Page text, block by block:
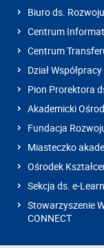
Biuro ds.
Centrum
Centrum
Dział
Pion Prorektora
Akademicki
Fundacja
Miasteczko
Ośrodek
Sekcja ds. e-
Stowarzyszenie
CONNECT